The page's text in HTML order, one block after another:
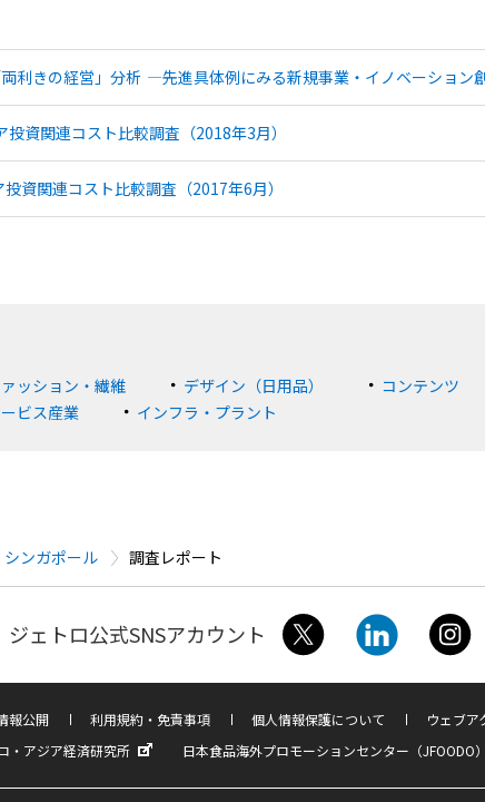
利きの経営」分析 ―先進具体例にみる新規事業・イノベーション
資関連コスト比較調査（2018年3月）
資関連コスト比較調査（2017年6月）
ッション・繊維 デザイン（日用品） コンテンツ
ビス産業 インフラ・プラント
シンガポール 調査レポート
ジェトロ公式SNSアカウント
報公開 利用規約・免責事項 個人情報保護について ウェブア
・アジア経済研究所
日本食品海外プロモーションセンター（JFOODO）